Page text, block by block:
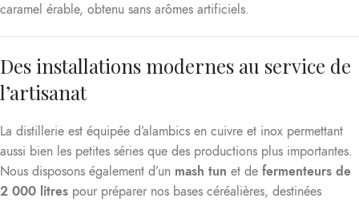
caramel érable, obtenu sans arômes artificiels.
Des installations modernes au service de
l’artisanat
La distillerie est équipée d’alambics en cuivre et inox permettant
aussi bien les petites séries que des productions plus importantes.
Nous disposons également d’un mash tun et de fermenteurs de
2 000 litres pour préparer nos bases céréalières, destinées